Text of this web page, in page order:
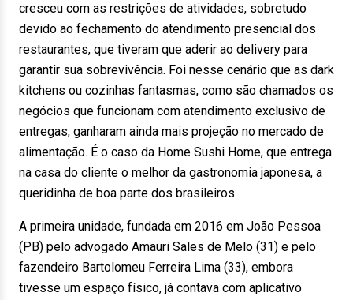
cresceu com as restrições de atividades, sobretudo
devido ao fechamento do atendimento presencial dos
restaurantes, que tiveram que aderir ao delivery para
garantir sua sobrevivência. Foi nesse cenário que as dark
kitchens ou cozinhas fantasmas, como são chamados os
negócios que funcionam com atendimento exclusivo de
entregas, ganharam ainda mais projeção no mercado de
alimentação. É o caso da Home Sushi Home, que entrega
na casa do cliente o melhor da gastronomia japonesa, a
queridinha de boa parte dos brasileiros.
A primeira unidade, fundada em 2016 em João Pessoa
(PB) pelo advogado Amauri Sales de Melo (31) e pelo
fazendeiro Bartolomeu Ferreira Lima (33), embora
tivesse um espaço físico, já contava com aplicativo